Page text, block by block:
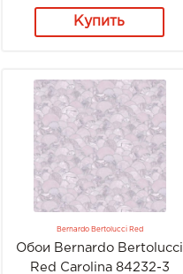
Купить
Bernardo Bertolucci Red
Обои Bernardo Bertolucci
Red Carolina 84232-3